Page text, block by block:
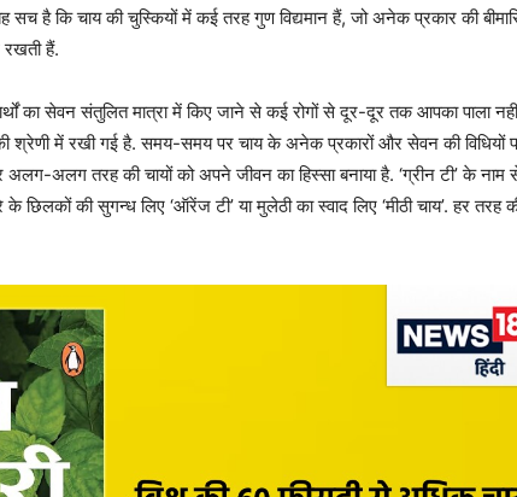
है कि चाय की चुस्कियों में कई तरह गुण विद्यमान हैं, जो अनेक प्रकार की
हैं.
का सेवन संतुलित मात्रा में किए जाने से कई रोगों से दूर-दूर तक आपका पाला नहीं
में रखी गई है. समय-समय पर चाय के अनेक प्रकारों और सेवन की विधियों
अलग तरह की चायों को अपने जीवन का हिस्सा बनाया है. ‘ग्रीन टी’ के नाम
छिलकों की सुगन्ध लिए ‘ऑरेंज टी’ या मुलेठी का स्वाद लिए ‘मीठी चाय’. हर तरह